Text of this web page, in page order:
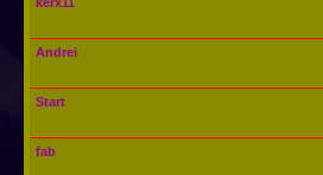
Andrei
Start
fab